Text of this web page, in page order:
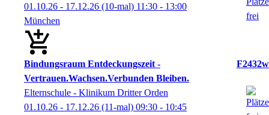
01.10.26 - 17.12.26 (10-mal) 11:30 - 13:00
München
Bindungsraum Entdeckungszeit -
Vertrauen.Wachsen.Verbunden Bleiben.
F2432w
Elternschule - Klinikum Dritter Orden
01.10.26 - 17.12.26 (11-mal) 09:30 - 10:45